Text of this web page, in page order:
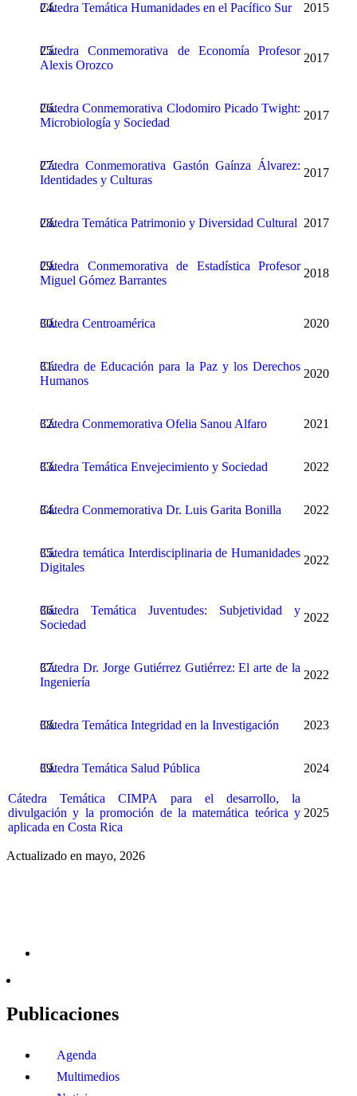
Cátedra Temática Humanidades en el Pacífico Sur 2015
Cátedra Conmemorativa de Economía Profesor
Alexis Orozco
2017
Cátedra Conmemorativa Clodomiro Picado Twight:
Microbiología y Sociedad
2017
Cátedra Conmemorativa Gastón Gaínza Álvarez:
Identidades y Culturas
2017
Cátedra Temática Patrimonio y Diversidad Cultural 2017
Cátedra Conmemorativa de Estadística Profesor
Miguel Gómez Barrantes
2018
Cátedra Centroamérica 2020
Cátedra de Educación para la Paz y los Derechos
Humanos
2020
Cátedra Conmemorativa Ofelia Sanou Alfaro 2021
Cátedra Temática Envejecimiento y Sociedad 2022
Cátedra Conmemorativa Dr. Luis Garita Bonilla 2022
Cátedra temática Interdisciplinaria de Humanidades
Digitales
2022
Cátedra Temática Juventudes: Subjetividad y
Sociedad
2022
Cátedra Dr. Jorge Gutiérrez Gutiérrez: El arte de la
Ingeniería
2022
Cátedra Temática Integridad en la Investigación 2023
Cátedra Temática Salud Pública 2024
Cátedra Temática CIMPA para el desarrollo, la
divulgación y la promoción de la matemática teórica y
aplicada en Costa Rica
2025
Actualizado en mayo, 2026
Publicaciones
Agenda
Multimedios